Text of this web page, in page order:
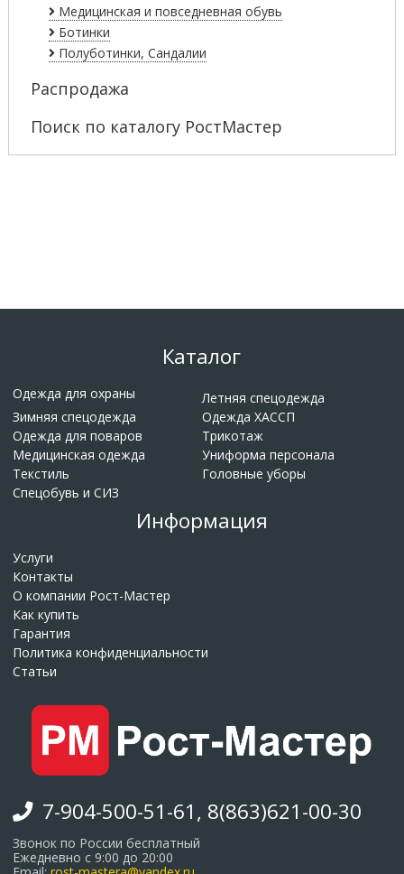
Медицинская и повседневная обувь
Ботинки
Полуботинки, Сандалии
Распродажа
Поиск по каталогу РостМастер
Каталог
Одежда для охраны
Летняя спецодежда
Зимняя спецодежда
Одежда ХАССП
Одежда для поваров
Трикотаж
Медицинская одежда
Униформа персонала
Текстиль
Головные уборы
Спецобувь и СИЗ
Информация
Услуги
Контакты
О компании Рост-Мастер
Как купить
Гарантия
Политика конфиденциальности
Статьи
7-904-500-51-61, 8(863)621-00-30
Звонок по России бесплатный
Ежедневно с 9:00 до 20:00